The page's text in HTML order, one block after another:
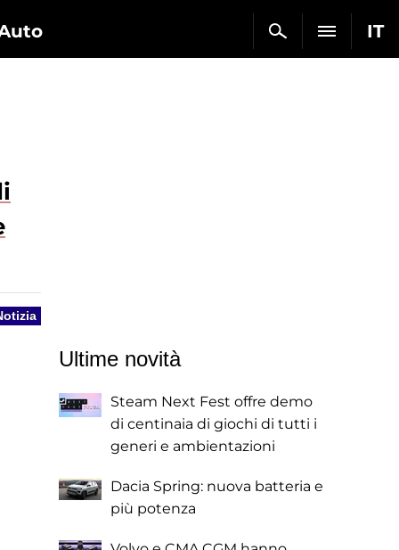
IT
Ultime novità
Steam Next Fest offre demo
di centinaia di giochi di tutti i
generi e ambientazioni
Dacia Spring: nuova batteria e
più potenza